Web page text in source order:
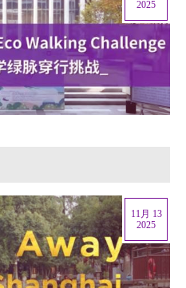
2025
11月 13
2025